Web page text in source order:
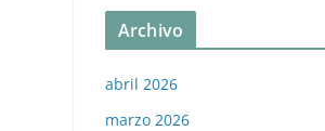
Archivo
abril 2026
marzo 2026